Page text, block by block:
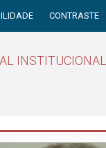
CONTRASTE
INSTITUCIONAL